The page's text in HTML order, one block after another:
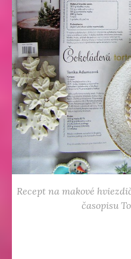
Recept na makové
časopisu